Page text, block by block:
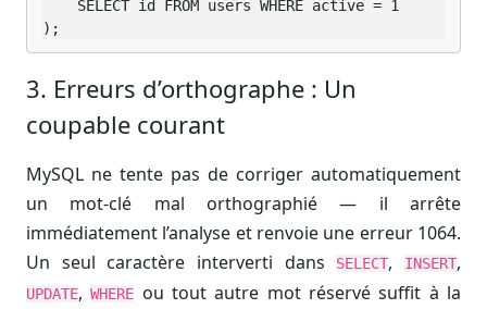
);
3. Erreurs d’orthographe : Un
coupable courant
MySQL ne tente pas de corriger automatiquement
un mot-clé mal orthographié — il arrête
immédiatement l’analyse et renvoie une erreur 1064.
Un seul caractère interverti dans
SELECT, INSERT,
UPDATE,WHERE ou tout autre mot réservé suffit à la